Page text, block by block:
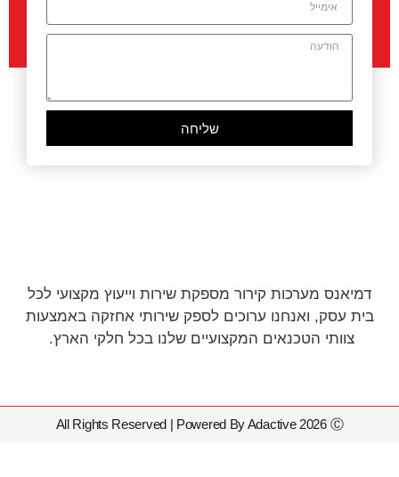
שליחה
דמיאנס מערכות קירור מספקת שירות וייעוץ מקצועי לכל
בית עסק, ואנחנו ערוכים לספק שירותי אחזקה באמצעות
צוותי הטכנאים המקצועיים שלנו בכל חלקי הארץ.
All Rights Reserved | Powered By Adactive 2026 Ⓒ